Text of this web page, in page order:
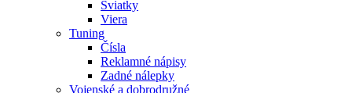
Sviatky
Viera
Tuning
Čísla
Reklamné nápisy
Zadné nálepky
Vojenské a dobrodružné